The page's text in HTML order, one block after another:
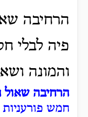
הרחיבה
פיה לבלי
והמונה
הרחיבה שאול
חמש פורעניות